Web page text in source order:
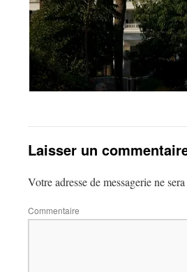
Laisser un
Votre adresse de messagerie ne
Commentaire